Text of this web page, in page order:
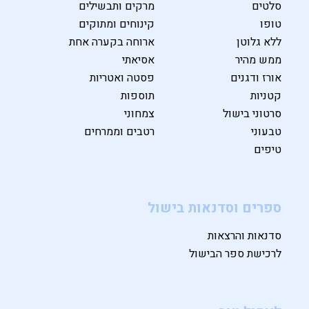
סלטים
מרקים ותבשילים
טופו
קינוחים ומתוקים
ללא גלוטן
ארוחה בקערה אחת
ממש מהיר
אסיאתי
אורז ודגנים
פסטה ואטריות
קטניות
תוספות
סרטוני בישול
צמחוני
טבעוני
רטבים וממרחים
טיפים
ספרים וסדנאות בישול
סדנאות והרצאות
לרכישת ספר הבישול